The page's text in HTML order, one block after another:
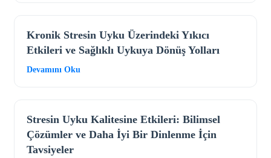
Kronik Stresin Uyku Üzerindeki Yıkıcı
Etkileri ve Sağlıklı Uykuya Dönüş Yolları
Devamını Oku
Stresin Uyku Kalitesine Etkileri: Bilimsel
Çözümler ve Daha İyi Bir Dinlenme İçin
Tavsiyeler